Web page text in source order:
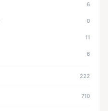
6
0
11
6
222
710